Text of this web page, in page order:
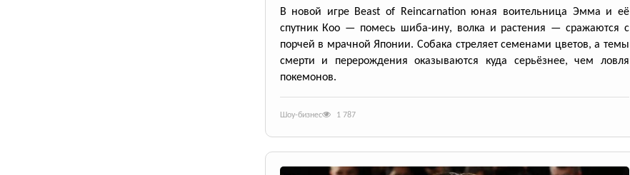
В новой игре Beast of Reincarnation юная воительница Эмма и её
спутник Кoo — помесь шиба-ину, волка и растения — сражаются с
порчей в мрачной Японии. Собака стреляет семенами цветов, а темы
смерти и перерождения оказываются куда серьёзнее, чем ловля
покемонов.
Шоу-бизнес 1 787